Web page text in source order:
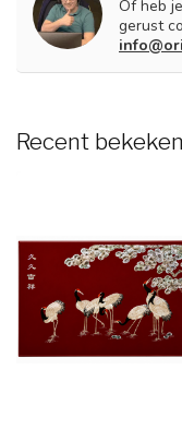
Of heb
gerust
Recent bekeken